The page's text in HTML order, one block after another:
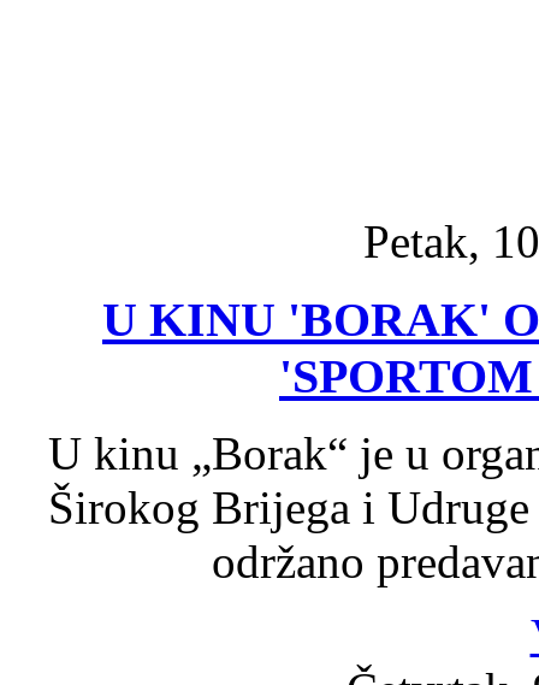
Petak,
U KINU 'BORAK'
U kinu „Borak“ je u
Širokog Brijega i Udruge
održano